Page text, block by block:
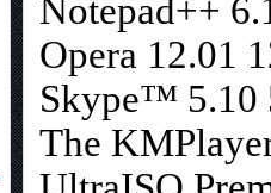
Notepad++
Opera 12.01
Skype™ 5.10
The